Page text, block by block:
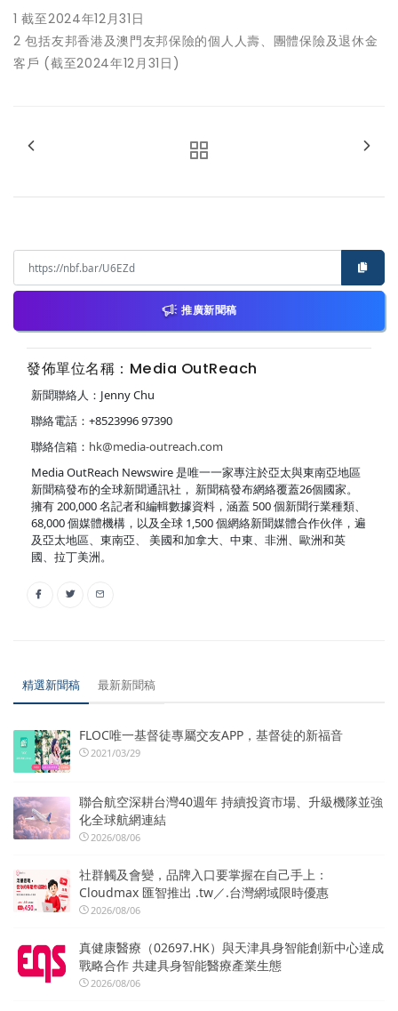
1 截至2024年12月31日
2 包括友邦香港及澳門友邦保險的個人人壽、團體保險及退休金
客戶 (截至2024年12月31日)
推廣新聞稿
發佈單位名稱：Media OutReach
新聞聯絡人：Jenny Chu
聯絡電話：+8523996 97390
聯絡信箱： hk@media-outreach.com
Media OutReach Newswire 是唯一一家專注於亞太與東南亞地區
新聞稿發布的全球新聞通訊社， 新聞稿發布網絡覆蓋26個國家。
擁有 200,000 名記者和編輯數據資料，涵蓋 500 個新聞行業種類、
68,000 個媒體機構，以及全球 1,500 個網絡新聞媒體合作伙伴，遍
及亞太地區、東南亞、 美國和加拿大、中東、非洲、歐洲和英
國、拉丁美洲。
精選新聞稿 最新新聞稿
FLOC唯一基督徒專屬交友APP，基督徒的新福音
2021/03/29
聯合航空深耕台灣40週年 持續投資市場、升級機隊並強
化全球航網連結
2026/08/06
社群觸及會變，品牌入口要掌握在自己手上：
Cloudmax 匯智推出 .tw／.台灣網域限時優惠
2026/08/06
真健康醫療（02697.HK）與天津具身智能創新中心達成
戰略合作 共建具身智能醫療產業生態
2026/08/06